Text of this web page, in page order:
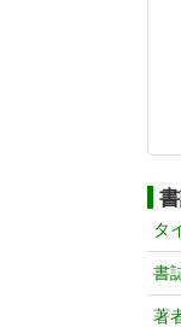
タ
書
著